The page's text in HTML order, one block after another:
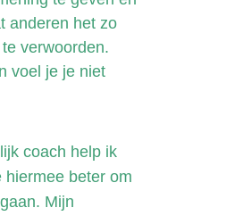
anderen het zo
verwoorden.
voel je je niet
coach help ik
hiermee beter om
Mijn